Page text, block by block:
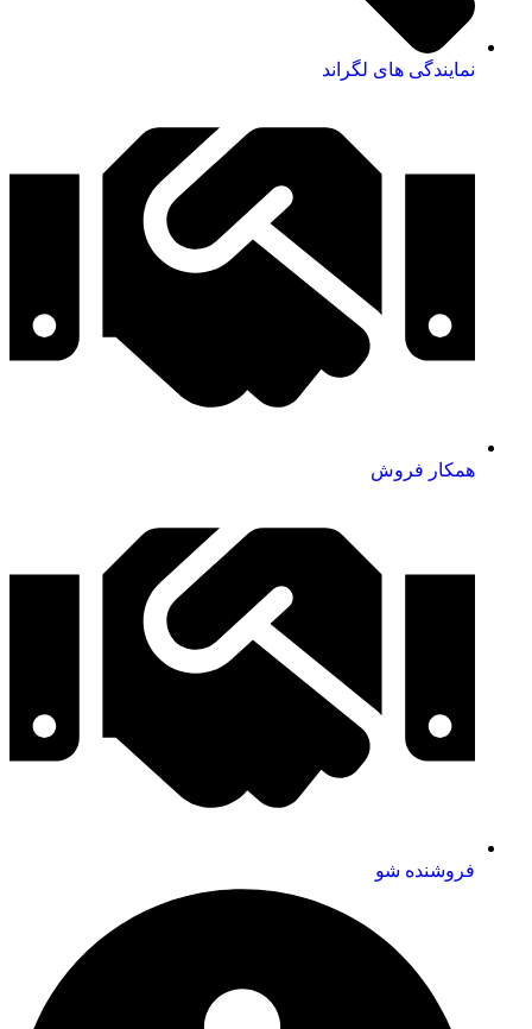
نمایندگی های لگراند
همکار فروش
فروشنده شو